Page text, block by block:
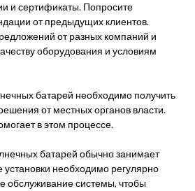
и сертификаты. Попросите
от предыдущих клиентов.
от разных компаний и
оборудования и условиям
батарей необходимо получить
от местных органов власти.
в этом процессе.
батарей обычно занимает
установки необходимо регулярно
обслуживание системы, чтобы